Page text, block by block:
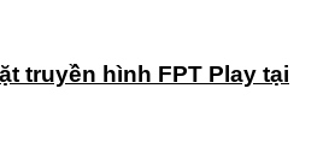
truyền hình FPT Play tại